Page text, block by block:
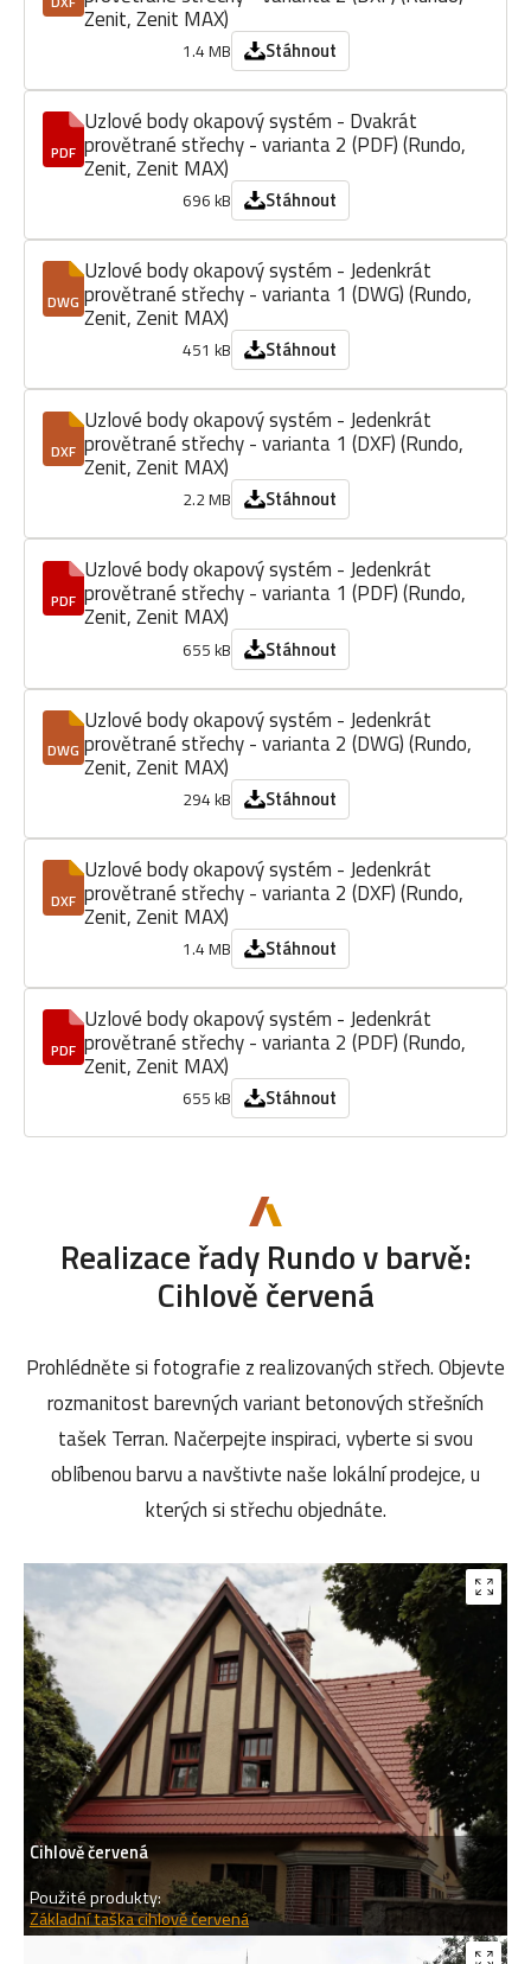
Zenit, Zenit MAX)
1.4 MB Stáhnout
PDF
Uzlové body okapový systém - Dvakrát
provětrané střechy - varianta 2 (PDF) (Rundo,
Zenit, Zenit MAX)
696 kB Stáhnout
DWG
Uzlové body okapový systém - Jedenkrát
provětrané střechy - varianta 1 (DWG) (Rundo,
Zenit, Zenit MAX)
451 kB Stáhnout
DXF
Uzlové body okapový systém - Jedenkrát
provětrané střechy - varianta 1 (DXF) (Rundo,
Zenit, Zenit MAX)
2.2 MB Stáhnout
PDF
Uzlové body okapový systém - Jedenkrát
provětrané střechy - varianta 1 (PDF) (Rundo,
Zenit, Zenit MAX)
655 kB Stáhnout
DWG
Uzlové body okapový systém - Jedenkrát
provětrané střechy - varianta 2 (DWG) (Rundo,
Zenit, Zenit MAX)
294 kB Stáhnout
DXF
Uzlové body okapový systém - Jedenkrát
provětrané střechy - varianta 2 (DXF) (Rundo,
Zenit, Zenit MAX)
1.4 MB Stáhnout
PDF
Uzlové body okapový systém - Jedenkrát
provětrané střechy - varianta 2 (PDF) (Rundo,
Zenit, Zenit MAX)
655 kB Stáhnout
Realizace řady Rundo v barvě:
Cihlově červená
Prohlédněte si fotografie z realizovaných střech. Objevte
rozmanitost barevných variant betonových střešních
tašek Terran. Načerpejte inspiraci, vyberte si svou
oblíbenou barvu a navštivte naše lokální prodejce, u
kterých si střechu objednáte.
Cihlově červená
Použité produkty:
Základní taška cihlově červená